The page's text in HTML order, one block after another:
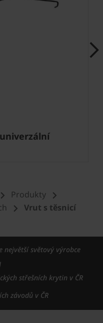
Produkty
Vrut s těsnicí
největší světový výrobce
střešních krytin v ČR
závodů v ČR